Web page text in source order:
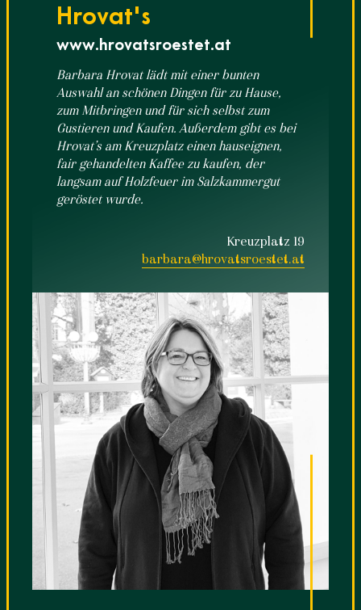
Hrovat's
www.hrovatsroestet.at
Barbara Hrovat lädt mit einer bunten
Auswahl an schönen Dingen für zu Hause,
zum Mitbringen und für sich selbst zum
Gustieren und Kaufen. Außerdem gibt es bei
Hrovat’s am Kreuzplatz einen hauseignen,
fair gehandelten Kaffee zu kaufen, der
langsam auf Holzfeuer im Salzkammergut
geröstet wurde.
Kreuzplatz 19
barbara@hrovatsroestet.at